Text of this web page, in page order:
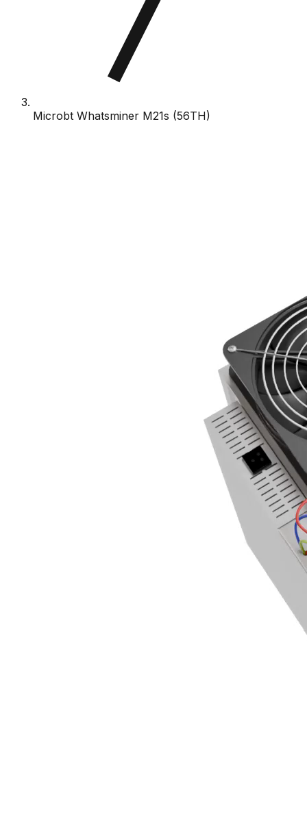
Microbt Whatsminer M21s (56TH)